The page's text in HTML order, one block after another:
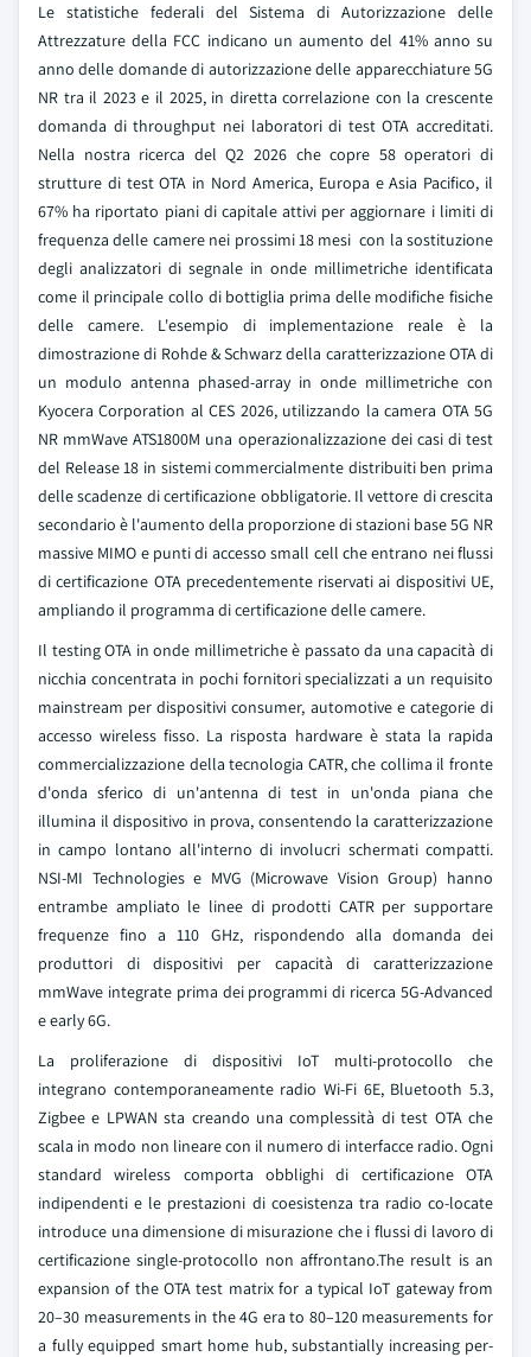
Le statistiche federali del Sistema di Autorizzazione delle
Attrezzature della FCC indicano un aumento del 41% anno su
anno delle domande di autorizzazione delle apparecchiature 5G
NR tra il 2023 e il 2025, in diretta correlazione con la crescente
domanda di throughput nei laboratori di test OTA accreditati.
Nella nostra ricerca del Q2 2026 che copre 58 operatori di
strutture di test OTA in Nord America, Europa e Asia Pacifico, il
67% ha riportato piani di capitale attivi per aggiornare i limiti di
frequenza delle camere nei prossimi 18 mesi con la sostituzione
degli analizzatori di segnale in onde millimetriche identificata
come il principale collo di bottiglia prima delle modifiche fisiche
delle camere. L'esempio di implementazione reale è la
dimostrazione di Rohde & Schwarz della caratterizzazione OTA di
un modulo antenna phased-array in onde millimetriche con
Kyocera Corporation al CES 2026, utilizzando la camera OTA 5G
NR mmWave ATS1800M una operazionalizzazione dei casi di test
del Release 18 in sistemi commercialmente distribuiti ben prima
delle scadenze di certificazione obbligatorie. Il vettore di crescita
secondario è l'aumento della proporzione di stazioni base 5G NR
massive MIMO e punti di accesso small cell che entrano nei flussi
di certificazione OTA precedentemente riservati ai dispositivi UE,
ampliando il programma di certificazione delle camere.
Il testing OTA in onde millimetriche è passato da una capacità di
nicchia concentrata in pochi fornitori specializzati a un requisito
mainstream per dispositivi consumer, automotive e categorie di
accesso wireless fisso. La risposta hardware è stata la rapida
commercializzazione della tecnologia CATR, che collima il fronte
d'onda sferico di un'antenna di test in un'onda piana che
illumina il dispositivo in prova, consentendo la caratterizzazione
in campo lontano all'interno di involucri schermati compatti.
NSI-MI Technologies e MVG (Microwave Vision Group) hanno
entrambe ampliato le linee di prodotti CATR per supportare
frequenze fino a 110 GHz, rispondendo alla domanda dei
produttori di dispositivi per capacità di caratterizzazione
mmWave integrate prima dei programmi di ricerca 5G-Advanced
e early 6G.
La proliferazione di dispositivi IoT multi-protocollo che
integrano contemporaneamente radio Wi-Fi 6E, Bluetooth 5.3,
Zigbee e LPWAN sta creando una complessità di test OTA che
scala in modo non lineare con il numero di interfacce radio. Ogni
standard wireless comporta obblighi di certificazione OTA
indipendenti e le prestazioni di coesistenza tra radio co-locate
introduce una dimensione di misurazione che i flussi di lavoro di
certificazione single-protocollo non affrontano.The result is an
expansion of the OTA test matrix for a typical IoT gateway from
20–30 measurements in the 4G era to 80–120 measurements for
a fully equipped smart home hub, substantially increasing per-